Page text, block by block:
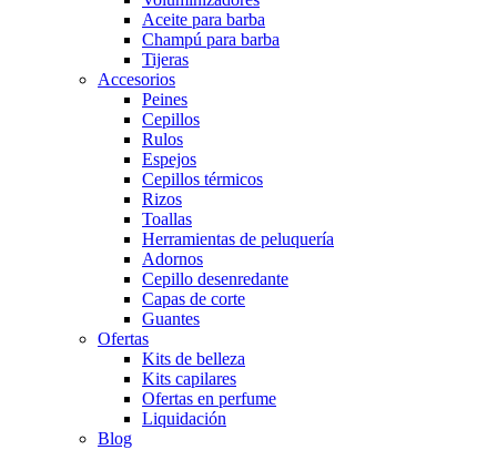
Aceite para barba
Champú para barba
Tijeras
Accesorios
Peines
Cepillos
Rulos
Espejos
Cepillos térmicos
Rizos
Toallas
Herramientas de peluquería
Adornos
Cepillo desenredante
Capas de corte
Guantes
Ofertas
Kits de belleza
Kits capilares
Ofertas en perfume
Liquidación
Blog